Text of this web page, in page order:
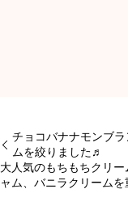
チョコバナナモンブ
ムを絞りました♬
大人気のもちもちク
ャム、バニラクリー